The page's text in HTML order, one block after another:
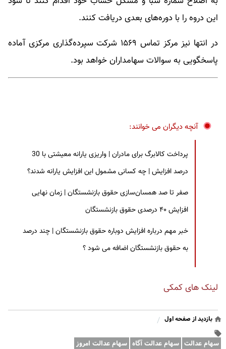
این دروه را با دوره‌های بعدی دریافت کنند.
در انتها نیز مرکز تماس ۱۵۶۹ شرکت سپرده‌گذاری مرکزی آماده
پاسخگویی به سوالات سهامداران خواهد بود.
آنچه دیگران می خوانند:
پرداخت کالابرگ برای مادران | واریزی یارانه معیشتی با 30
درصد افزایش | چه کسانی مشمول این افزایش یارانه شدند؟
صفر تا صد همسان‌سازی حقوق بازنشستگان | زمان نهایی
افزایش ۴۰ درصدی حقوق بازنشستگان
خبر مهم درباره افزایش دوباره حقوق بازنشستگان | چند درصد
به حقوق بازنشستگان اضافه می شود ؟
لینک های کمکی
بازدید از صفحه اول /
سهام عدالت سهام عدالت آگاه سهام عدالت امروز